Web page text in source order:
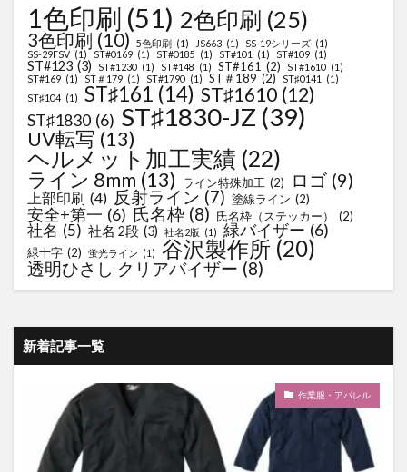
1色印刷 (51) 2色印刷 (25)
3色印刷 (10) 5色印刷 (1) JS663 (1) SS-19シリーズ (1)
SS-29FSV (1) ST#0169 (1) ST#0185 (1) ST#101 (1) ST#109 (1)
ST#123 (3) ST#1230 (1) ST#148 (1) ST#161 (2) ST#1610 (1)
ST#169 (1) ST＃179 (1) ST#1790 (1) ST＃189 (2) ST♯0141
(1)
ST♯104 (1) ST♯161 (14) ST♯1610 (12)
ST♯1830 (6) ST♯1830-JZ (39)
UV転写 (13)
ヘルメット加工実績 (22)
ライン 8mm (13) ライン特殊加工 (2) ロゴ (9)
上部印刷 (4) 反射ライン (7) 塗線ライン (2)
安全+第一 (6) 氏名枠 (8) 氏名枠（ステッカー） (2)
社名 (5) 社名 2段 (3) 社名2版 (1) 緑バイザー (6)
緑十字 (2) 蛍光ライン (1) 谷沢製作所 (20)
透明ひさし クリアバイザー (8)
新着記事一覧
作業服・アパレル